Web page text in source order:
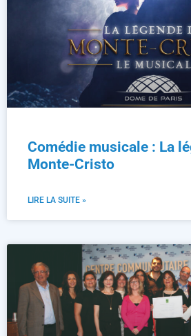
Comédie musicale : La
Monte-Cristo
LIRE LA SUITE »